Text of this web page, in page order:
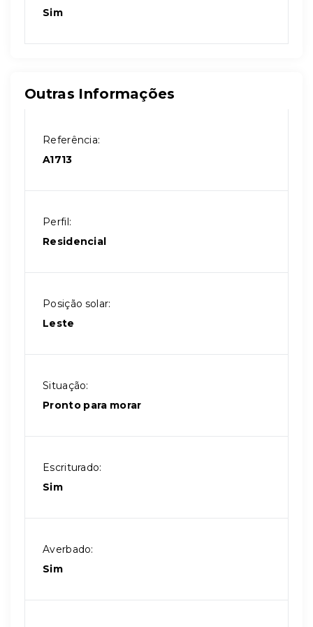
Sim
Outras Informações
Referência:
A1713
Perfil:
Residencial
Posição solar:
Leste
Situação:
Pronto para morar
Escriturado:
Sim
Averbado:
Sim